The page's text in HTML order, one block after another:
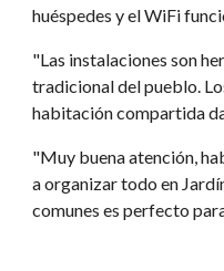
huéspedes y el WiFi
"Las instalaciones son
tradicional del pueblo.
habitación compartida
"Muy buena atención,
a organizar todo en
comunes es perfecto